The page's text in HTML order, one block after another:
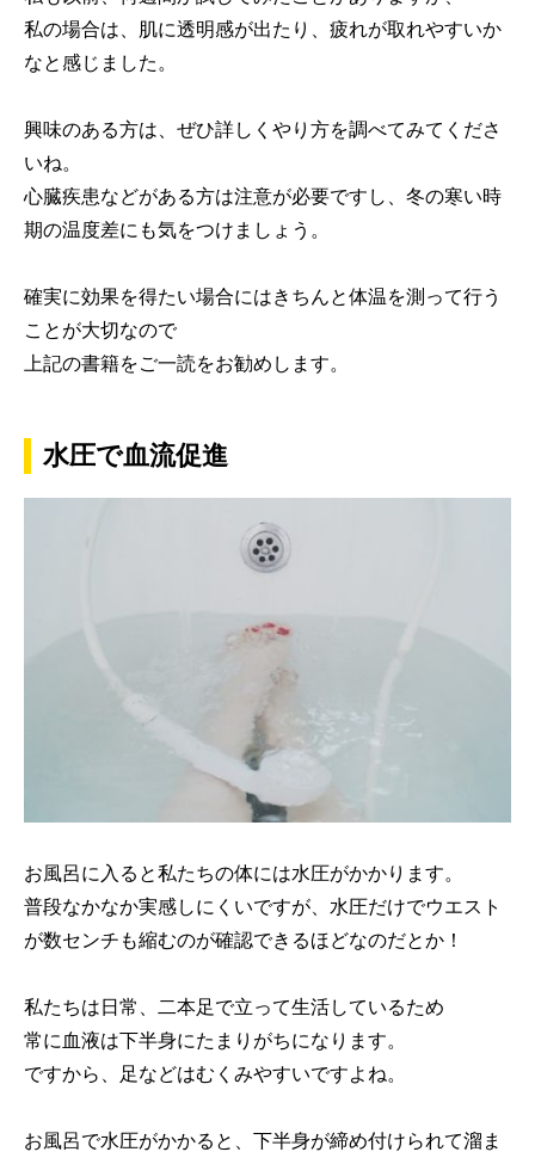
私の場合は、肌に透明感が出たり、疲れが取れやすいか
なと感じました。
興味のある方は、ぜひ詳しくやり方を調べてみてくださ
いね。
心臓疾患などがある方は注意が必要ですし、冬の寒い時
期の温度差にも気をつけましょう。
確実に効果を得たい場合にはきちんと体温を測って行う
ことが大切なので
上記の書籍をご一読をお勧めします。
水圧で血流促進
お風呂に入ると私たちの体には水圧がかかります。
普段なかなか実感しにくいですが、水圧だけでウエスト
が数センチも縮むのが確認できるほどなのだとか！
私たちは日常、二本足で立って生活しているため
常に血液は下半身にたまりがちになります。
ですから、足などはむくみやすいですよね。
お風呂で水圧がかかると、下半身が締め付けられて溜ま